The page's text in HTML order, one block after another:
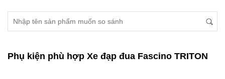
Phụ kiện phù hợp Xe đạp đua Fascino TRITON